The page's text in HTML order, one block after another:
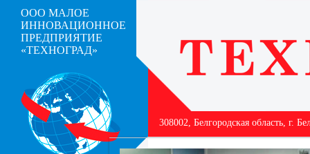
ООО МАЛОЕ
ИННОВАЦИОННОЕ
ПРЕДПРИЯТИЕ
«ТЕХНОГРАД»
308002, Белгородская область, г.